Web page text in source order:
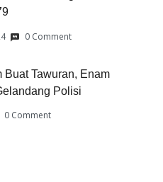
0 Comment
Buat Tawuran, Enam
Polisi
0 Comment